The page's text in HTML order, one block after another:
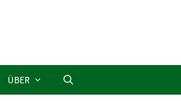
ÜBER